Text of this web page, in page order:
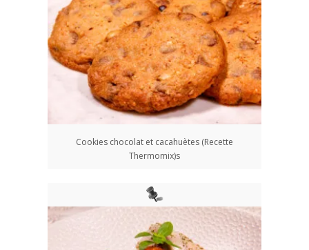
Cookies chocolat et cacahuètes (Recette
Thermomix)s